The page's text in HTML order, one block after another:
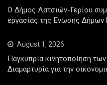
Ο Δήμος Λατσιών-Γερίου
εργασίας της Ένωσης Δήμων
August 1, 2026
Παγκύπρια κινητοποίηση
Διαμαρτυρία για την